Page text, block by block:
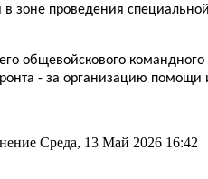
в зоне проведения
общевойскового
- за организацию помощи
Среда, 13 Май 2026 16:42